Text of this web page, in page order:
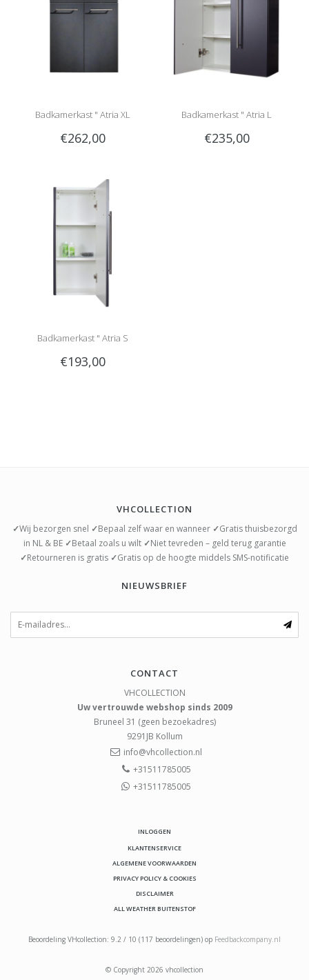
Badkamerkast " Atria XL
anthracite "
€262,00
Badkamerkast " Atria L
anthracite "
€235,00
Badkamerkast " Atria S
anthracite "
€193,00
VHCOLLECTION
✓Wij bezorgen snel ✓Bepaal zelf waar en wanneer ✓Gratis thuisbezorgd
in NL & BE ✓Betaal zoals u wilt ✓Niet tevreden – geld terug garantie
✓Retourneren is gratis ✓Gratis op de hoogte middels SMS-notificatie
NIEUWSBRIEF
CONTACT
VHCOLLECTION
Uw vertrouwde webshop sinds 2009
Bruneel 31 (geen bezoekadres)
9291JB Kollum
info@vhcollection.nl
+31511785005
+31511785005
INLOGGEN
KLANTENSERVICE
ALGEMENE VOORWAARDEN
PRIVACY POLICY & COOKIES
DISCLAIMER
ALL WEATHER BUITENSTOF
Beoordeling VHcollection: 9.2 / 10 (117 beoordelingen) op Feedbackcompany.nl
© Copyright 2026 vhcollection